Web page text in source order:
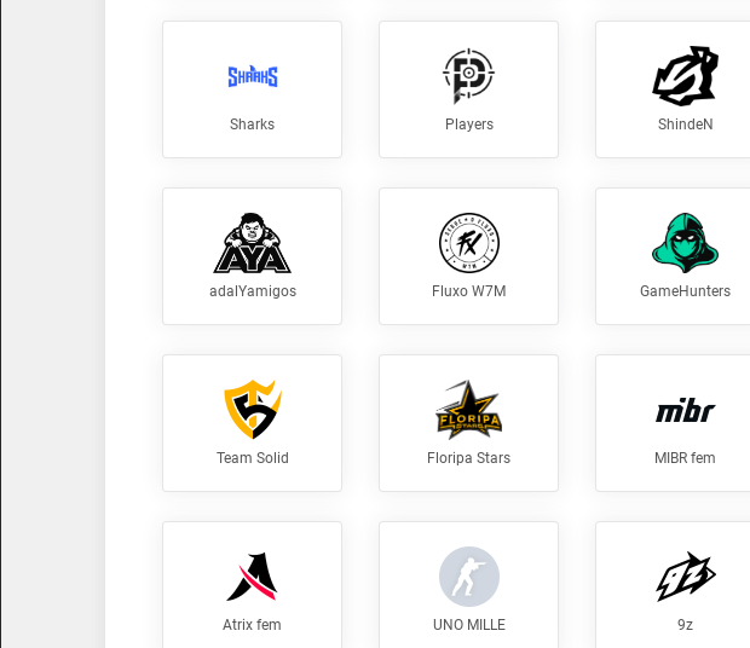
Sharks Players ShindeN
adalYamigos Fluxo W7M GameHunters
Team Solid Floripa Stars MIBR fem
Atrix fem UNO MILLE 9z